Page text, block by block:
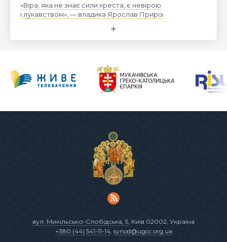
«Віра, яка не знає сили хреста, є невірою
і лукавством», — владика Ярослав Приріз
вул. Микільсько-Слобідська, 5, Київ 02002, Україна
+380 (44) 541-11-14, synod@ugcc.org.ua